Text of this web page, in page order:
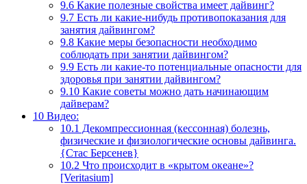
9.6 Какие полезные свойства имеет дайвинг?
9.7 Есть ли какие-нибудь противопоказания для
занятия дайвингом?
9.8 Какие меры безопасности необходимо
соблюдать при занятии дайвингом?
9.9 Есть ли какие-то потенциальные опасности для
здоровья при занятии дайвингом?
9.10 Какие советы можно дать начинающим
дайверам?
10 Видео:
10.1 Декомпрессионная (кессонная) болезнь,
физические и физиологические основы дайвинга.
{Стас Берсенев}
10.2 Что происходит в «крытом океане»?
[Veritasium]